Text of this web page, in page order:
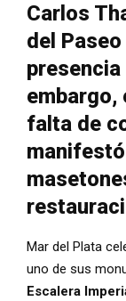
Carlos
del
embargo,
falta de
Mar del Plata
uno de sus
Escalera